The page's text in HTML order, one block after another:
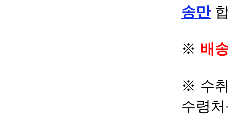
송만
※ 배
※ 수
수령